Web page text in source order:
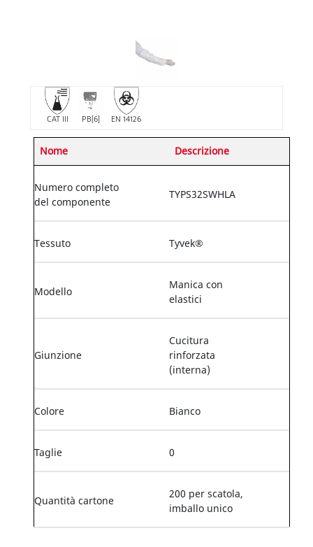
CAT III PB[6] EN 14126
Nome Descrizione
Numero completo
del componente
TYPS32SWHLA
Tessuto Tyvek®
Modello
Manica con
elastici
Giunzione
Cucitura
rinforzata
(interna)
Colore Bianco
Taglie 0
Quantità cartone
200 per scatola,
imballo unico